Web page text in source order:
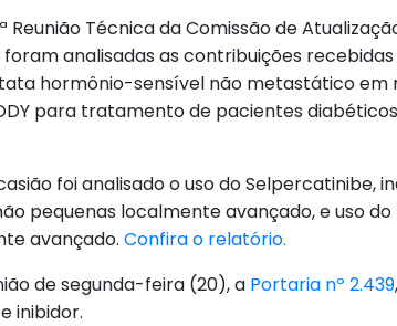
Técnica da Comissão de
analisadas as contribuições
hormônio-sensível não metastático em
para tratamento de pacientes
foi analisado o uso do
pequenas localmente avançado, e uso
avançado. Confira o relatório.
de segunda-feira (20), a Portaria nº 2.439
inibidor.